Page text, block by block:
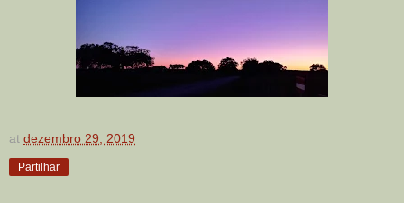
at dezembro 29, 2019
Partilhar